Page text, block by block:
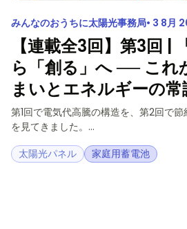
みんなのおうちに太陽光事務局 3 8月
【連載全3回】第3回 |
ら「創る」へ ── これ
まいとエネルギーの常
第1回で電気代高騰の構造を、第2回で
を見てきました。...
太陽光パネル
家庭用蓄電池